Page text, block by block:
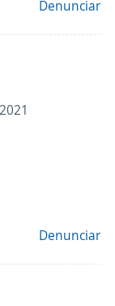
Denunciar
Denunciar